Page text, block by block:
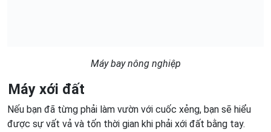
Máy bay nông nghiệp
Máy xới đất
Nếu bạn đã từng phải làm vườn với cuốc xẻng, bạn sẽ hiểu
được sự vất vả và tốn thời gian khi phải xới đất bằng tay.